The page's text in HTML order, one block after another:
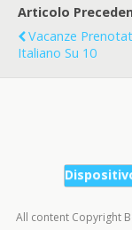
Articolo
Vacanze
Italiano Su 10
All content Copyright